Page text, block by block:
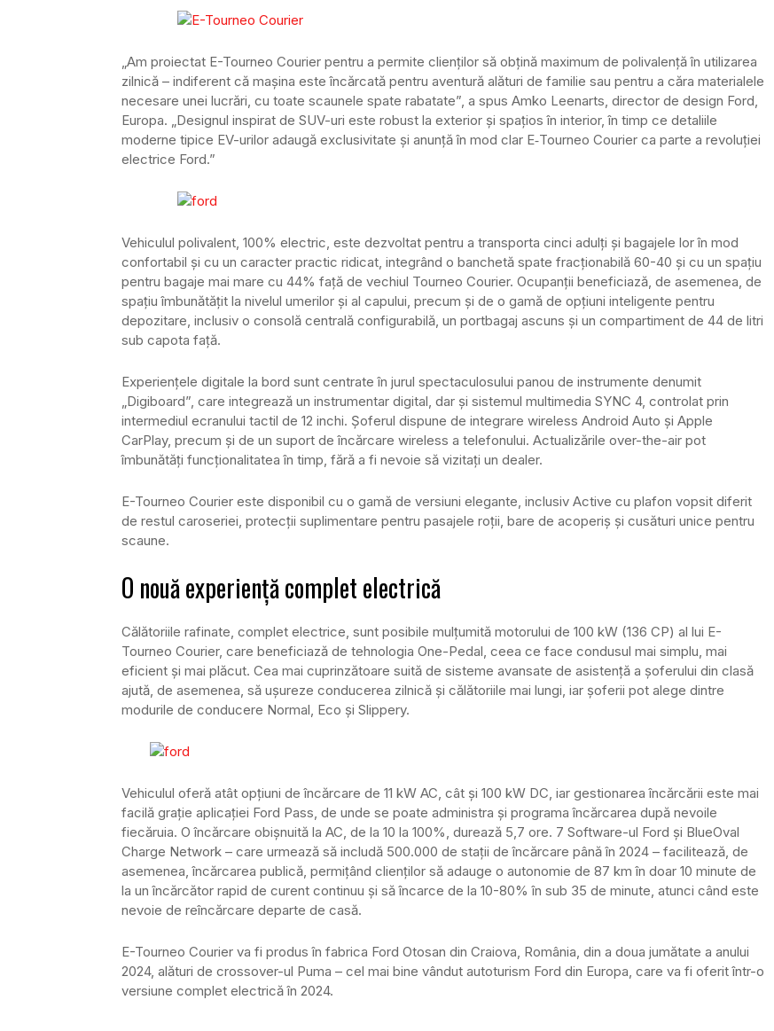
„Am proiectat E-Tourneo Courier pentru a permite clienților să obțină maximum de polivalență în utilizarea
zilnică – indiferent că mașina este încărcată pentru aventură alături de familie sau pentru a căra materialele
necesare unei lucrări, cu toate scaunele spate rabatate”, a spus Amko Leenarts, director de design Ford,
Europa. „Designul inspirat de SUV-uri este robust la exterior și spațios în interior, în timp ce detaliile
moderne tipice EV-urilor adaugă exclusivitate și anunță în mod clar E‑Tourneo Courier ca parte a revoluției
electrice Ford.”
Vehiculul polivalent, 100% electric, este dezvoltat pentru a transporta cinci adulți și bagajele lor în mod
confortabil și cu un caracter practic ridicat, integrând o banchetă spate fracționabilă 60-40 și cu un spațiu
pentru bagaje mai mare cu 44% față de vechiul Tourneo Courier. Ocupanții beneficiază, de asemenea, de
spațiu îmbunătățit la nivelul umerilor și al capului, precum și de o gamă de opțiuni inteligente pentru
depozitare, inclusiv o consolă centrală configurabilă, un portbagaj ascuns și un compartiment de 44 de litri
sub capota față.
Experiențele digitale la bord sunt centrate în jurul spectaculosului panou de instrumente denumit
„Digiboard”, care integrează un instrumentar digital, dar și sistemul multimedia SYNC 4, controlat prin
intermediul ecranului tactil de 12 inchi. Șoferul dispune de integrare wireless Android Auto și Apple
CarPlay, precum și de un suport de încărcare wireless a telefonului. Actualizările over-the-air pot
îmbunătăți funcționalitatea în timp, fără a fi nevoie să vizitați un dealer.
E-Tourneo Courier este disponibil cu o gamă de versiuni elegante, inclusiv Active cu plafon vopsit diferit
de restul caroseriei, protecții suplimentare pentru pasajele roții, bare de acoperiș și cusături unice pentru
scaune.
O nouă experiență complet electrică
Călătoriile rafinate, complet electrice, sunt posibile mulțumită motorului de 100 kW (136 CP) al lui E-
Tourneo Courier, care beneficiază de tehnologia One-Pedal, ceea ce face condusul mai simplu, mai
eficient și mai plăcut. Cea mai cuprinzătoare suită de sisteme avansate de asistență a șoferului din clasă
ajută, de asemenea, să ușureze conducerea zilnică și călătoriile mai lungi, iar șoferii pot alege dintre
modurile de conducere Normal, Eco și Slippery.
Vehiculul oferă atât opțiuni de încărcare de 11 kW AC, cât și 100 kW DC, iar gestionarea încărcării este mai
facilă grație aplicației Ford Pass, de unde se poate administra și programa încărcarea după nevoile
fiecăruia. O încărcare obișnuită la AC, de la 10 la 100%, durează 5,7 ore. 7 Software-ul Ford și BlueOval
Charge Network – care urmează să includă 500.000 de stații de încărcare până în 2024 – facilitează, de
asemenea, încărcarea publică, permițând clienților să adauge o autonomie de 87 km în doar 10 minute de
la un încărcător rapid de curent continuu și să încarce de la 10-80% în sub 35 de minute, atunci când este
nevoie de reîncărcare departe de casă.
E-Tourneo Courier va fi produs în fabrica Ford Otosan din Craiova, România, din a doua jumătate a anului
2024, alături de crossover-ul Puma – cel mai bine vândut autoturism Ford din Europa, care va fi oferit într-o
versiune complet electrică în 2024.